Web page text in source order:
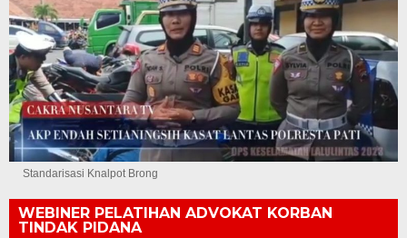
Standarisasi Knalpot Brong
WEBINER PELATIHAN ADVOKAT KORBAN
TINDAK PIDANA